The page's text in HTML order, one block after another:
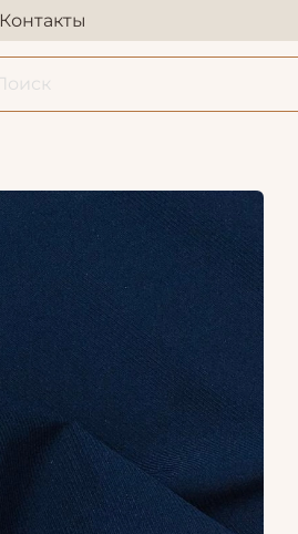
Контакты